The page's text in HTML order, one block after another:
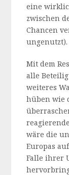
eine
zwischen
Chancen
ungenutzt).
Mit dem
alle
weiteres
hüben wie
wäre die
Europas
Falle ihrer